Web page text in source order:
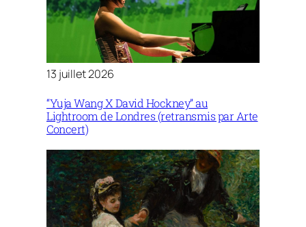
13 juillet 2026
“Yuja Wang X David Hockney” au
Lightroom de Londres (retransmis par Arte
Concert)